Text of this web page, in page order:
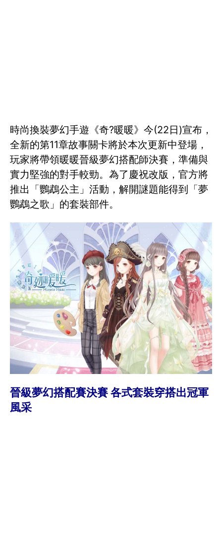
時尚換裝夢幻手遊《奇?暖暖》今(22日)宣布，
全新的第11章故事關卡將於本次更新中登場，
玩家將帶領暖暖晉級夢幻搭配師決賽，準備與
實力堅強的對手較勁。為了慶祝改版，官方將
推出「鸚鵡公主」活動，解開謎題能得到「夢
鸚鵡之歌」的套裝部件。
晉級夢幻搭配賽決賽 各式套裝穿搭出冠軍
風采